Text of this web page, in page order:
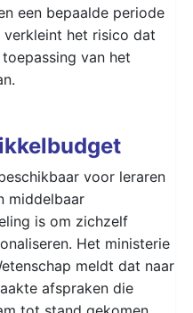
een bepaalde periode
het risico dat
van het
voor leraren
middelbaar
is om zichzelf
Het ministerie
meldt dat naar
afspraken die